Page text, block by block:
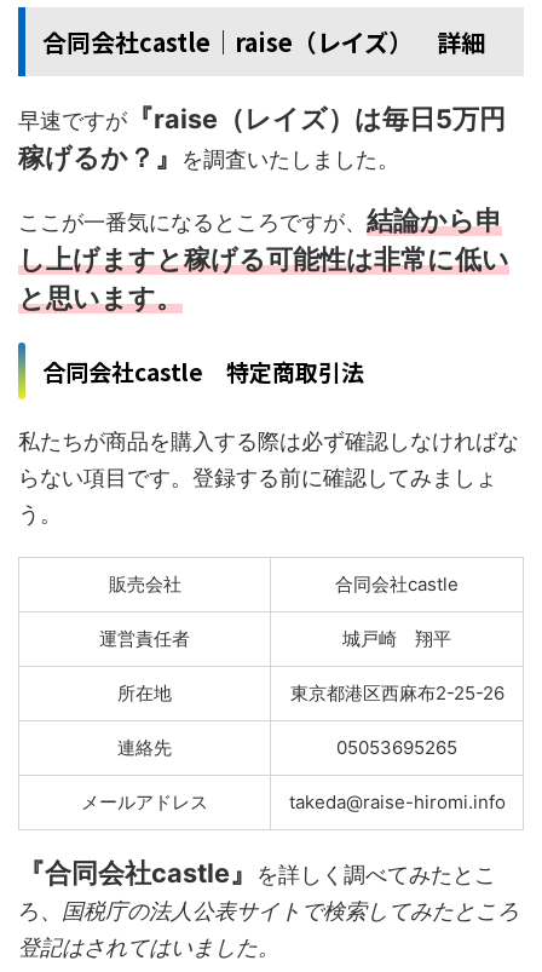
合同会社castle│raise（レイズ） 詳細
早速ですが
『raise（レイズ）は毎日5万円
稼げるか？』
を調査いたしました。
ここが一番気になるところですが、 結論から申
し上げますと稼げる可能性は非常に低い
と思います。
合同会社castle 特定商取引法
私たちが商品を購入する際は必ず確認しなければな
らない項目です。登録する前に確認してみましょ
う。
販売会社 合同会社castle
運営責任者 城戸崎 翔平
所在地 東京都港区西麻布2-25-26
連絡先 05053695265
メールアドレス takeda@raise-hiromi.info
『合同会社castle』
を詳しく調べてみたとこ
ろ、 国税庁の法人公表サイトで検索してみたところ
登記はされてはいました。